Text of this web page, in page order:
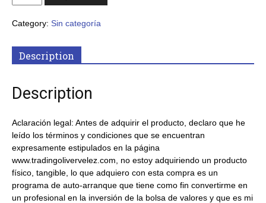
Category: Sin categoría
Description
Description
Aclaración legal: Antes de adquirir el producto, declaro que he
leído los términos y condiciones que se encuentran
expresamente estipulados en la página
www.tradingolivervelez.com, no estoy adquiriendo un producto
físico, tangible, lo que adquiero con esta compra es un
programa de auto-arranque que tiene como fin convertirme en
un profesional en la inversión de la bolsa de valores y que es mi